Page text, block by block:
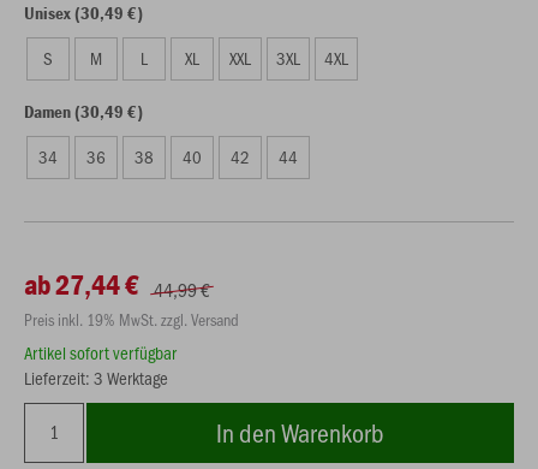
Unisex (30,49 €)
S M L XL XXL 3XL 4XL
Damen (30,49 €)
34 36 38 40 42 44
ab 27,44 € 44,99 €
Preis inkl. 19% MwSt. zzgl. Versand
Artikel sofort verfügbar
Lieferzeit: 3 Werktage
In den Warenkorb